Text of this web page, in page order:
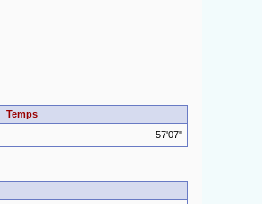
Temps
57'07''